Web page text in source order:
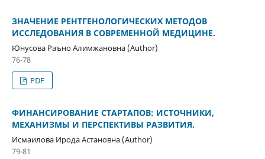
ЗНАЧЕНИЕ РЕНТГЕНОЛОГИЧЕСКИХ МЕТОДОВ
ИССЛЕДОВАНИЯ В СОВРЕМЕННОЙ МЕДИЦИНЕ.
Юнусова Раъно Алимжановна (Author)
76-78
PDF
ФИНАНСИРОВАНИЕ СТАРТАПОВ: ИСТОЧНИКИ,
МЕХАНИЗМЫ И ПЕРСПЕКТИВЫ РАЗВИТИЯ.
Исмаилова Ирода Астановна (Author)
79-81